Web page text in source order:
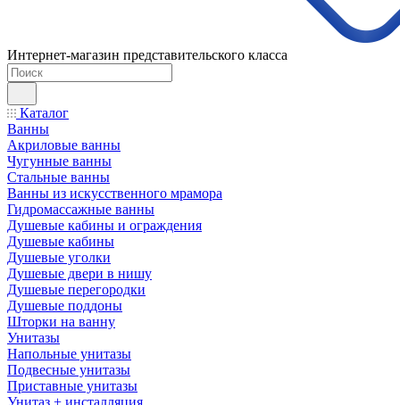
Интернет-магазин представительского класса
Каталог
Ванны
Акриловые ванны
Чугунные ванны
Стальные ванны
Ванны из искусственного мрамора
Гидромассажные ванны
Душевые кабины и ограждения
Душевые кабины
Душевые уголки
Душевые двери в нишу
Душевые перегородки
Душевые поддоны
Шторки на ванну
Унитазы
Напольные унитазы
Подвесные унитазы
Приставные унитазы
Унитаз + инсталляция